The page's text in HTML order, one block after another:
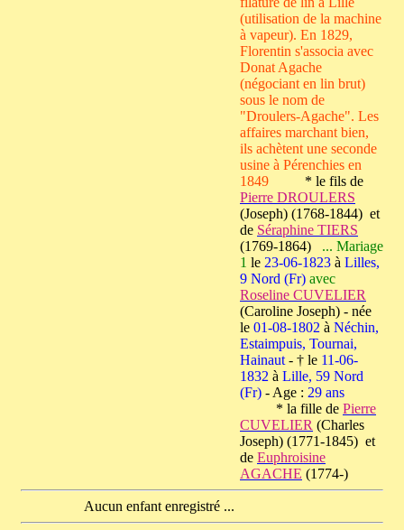
(utilisation de la machine
à vapeur). En 1829,
Florentin s'associa avec
Donat Agache
(négociant en lin brut)
sous le nom de
"Droulers-Agache". Les
affaires marchant bien,
ils achètent une seconde
usine à Pérenchies en
1849 * le fils de
Pierre DROULERS
(Joseph) (1768-1844) et
de Séraphine TIERS
(1769-1864) ... Mariage
1 le 23-06-1823 à Lilles,
9 Nord (Fr) avec
Roseline CUVELIER
(Caroline Joseph) - née
le 01-08-1802 à Néchin,
Estaimpuis, Tournai,
Hainaut - † le 11-06-
1832 à Lille, 59 Nord
(Fr) - Age : 29 ans
* la fille de Pierre
CUVELIER (Charles
Joseph) (1771-1845) et
de Euphroisine
AGACHE (1774-)
Aucun enfant enregistré ...